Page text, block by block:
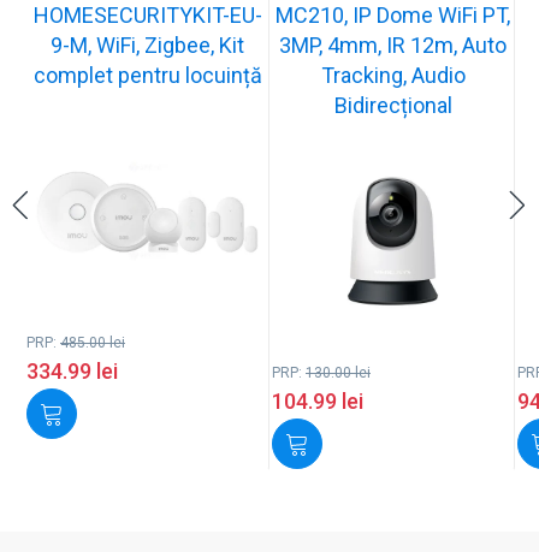
HOMESECURITYKIT-EU-
9-M, WiFi, Zigbee, Kit
complet pentru locuință
PRP: 485.00lei
334.99 lei
MC210, IP Dome WiFi PT,
3MP, 4mm, IR 12m, Auto
Tracking, Audio
Bidirecțional
PRP: 130.00lei
104.99 lei